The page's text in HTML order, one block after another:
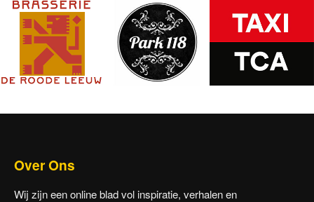
Over Ons
Wij zijn een online blad vol inspiratie, verhalen en